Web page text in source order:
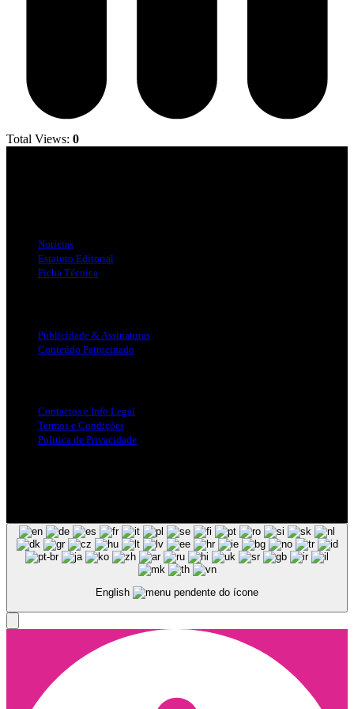
Total Views: 0
Notícias
Estatuto Editorial
Ficha Técnica
Publicidade & Assinaturas
Conteúdo Patrocinado
Contactos e Info Legal
Termos e Condições
Politica de Privacidade
English